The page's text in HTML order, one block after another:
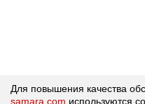
Для повышения качества
samara.com используются